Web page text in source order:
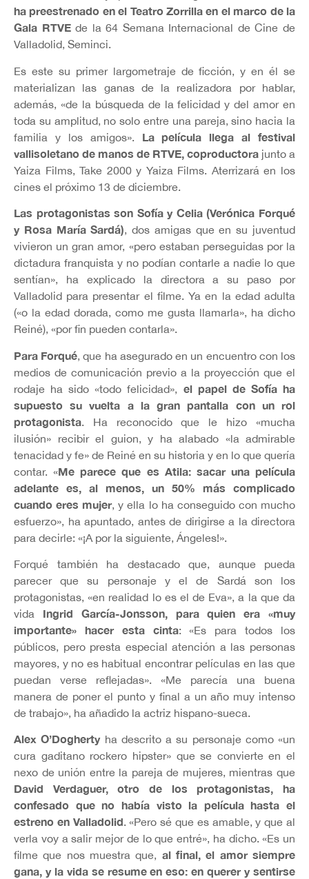
ha preestrenado en el Teatro Zorrilla en el marco de la
Gala RTVEde la 64 Semana Internacional de Cine de
Valladolid, Seminci.
Es este su primer largometraje de ficción, y en él se
materializan las ganas de la realizadora por hablar,
además, «de la búsqueda de la felicidad y del amor en
toda su amplitud, no solo entre una pareja, sino hacia la
familia y los amigos». La película llega al festival
vallisoletano de manos de RTVE, coproductora junto a
Yaiza Films, Take 2000 y Yaiza Films. Aterrizará en los
cines el próximo 13 de diciembre.
Las protagonistas son Sofía y Celia (Verónica Forqué
y Rosa María Sardá), dos amigas que en su juventud
vivieron un gran amor, «pero estaban perseguidas por la
dictadura franquista y no podían contarle a nadie lo que
sentían», ha explicado la directora a su paso por
Valladolid para presentar el filme. Ya en la edad adulta
(«o la edad dorada, como me gusta llamarla», ha dicho
Reiné), «por fin pueden contarla».
Para Forqué , que ha asegurado en un encuentro con los
medios de comunicación previo a la proyección que el
rodaje ha sido «todo felicidad», el papel de Sofía ha
supuesto su vuelta a la gran pantalla con un rol
protagonista . Ha reconocido que le hizo «mucha
ilusión» recibir el guion, y ha alabado «la admirable
tenacidad y fe» de Reiné en su historia y en lo que quería
contar. «Me parece que es Atila: sacar una película
adelante es, al menos, un 50% más complicado
cuando eres mujer, y ella lo ha conseguido con mucho
esfuerzo», ha apuntado, antes de dirigirse a la directora
para decirle: «¡A por la siguiente, Ángeles!».
Forqué también ha destacado que, aunque pueda
parecer que su personaje y el de Sardá son los
protagonistas, «en realidad lo es el de Eva», a la que da
vida Ingrid García-Jonsson, para quien era «muy
importante» hacer esta cinta: «Es para todos los
públicos, pero presta especial atención a las personas
mayores, y no es habitual encontrar películas en las que
puedan verse reflejadas». «Me parecía una buena
manera de poner el punto y final a un año muy intenso
de trabajo», ha añadido la actriz hispano-sueca.
Alex O’Doghertyha descrito a su personaje como «un
cura gaditano rockero hipster» que se convierte en el
nexo de unión entre la pareja de mujeres, mientras que
David Verdaguer, otro de los protagonistas, ha
confesado que no había visto la película hasta el
estreno en Valladolid. «Pero sé que es amable, y que al
verla voy a salir mejor de lo que entré», ha dicho. «Es un
filme que nos muestra que, al final, el amor siempre
gana, y la vida se resume en eso: en querer y sentirse